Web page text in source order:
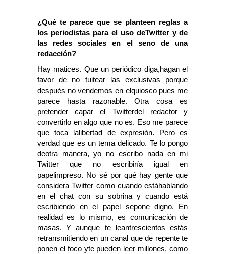
¿Qué te parece que se planteen reglas a
los periodistas para el uso deTwitter y de
las redes sociales en el seno de una
redacción?
Hay matices. Que un periódico diga,hagan el
favor de no tuitear las exclusivas porque
después no vendemos en elquiosco pues me
parece hasta razonable. Otra cosa es
pretender capar el Twitterdel redactor y
convertirlo en algo que no es. Eso me parece
que toca lalibertad de expresión. Pero es
verdad que es un tema delicado. Te lo pongo
deotra manera, yo no escribo nada en mi
Twitter que no escribiría igual en
papelimpreso. No sé por qué hay gente que
considera Twitter como cuando estáhablando
en el chat con su sobrina y cuando está
escribiendo en el papel sepone digno. En
realidad es lo mismo, es comunicación de
masas. Y aunque te leantrescientos estás
retransmitiendo en un canal que de repente te
ponen el foco yte pueden leer millones, como